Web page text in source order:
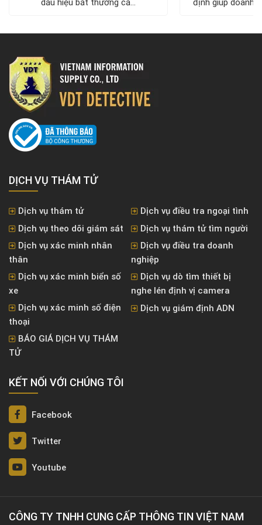
dấu hiệu bất thường cả... định giúp doanh
DỊCH VỤ THÁM TỬ
Dịch vụ thám tử
Dịch vụ điều tra ngoại tình
Dịch vụ theo dõi giám sát
Dịch vụ thám tử tìm người
Dịch vụ xác minh nhân
thân
Dịch vụ điều tra doanh
nghiệp
Dịch vụ xác minh biển số
xe
Dịch vụ dò tìm thiết bị
nghe lén định vị camera
Dịch vụ xác minh số điện
thoại
Dịch vụ giám định ADN
BÁO GIÁ DỊCH VỤ THÁM
TỬ
KẾT NỐI VỚI CHÚNG TÔI
Facebook
Twitter
Youtube
CÔNG TY TNHH CUNG CẤP THÔNG TIN VIỆT NAM